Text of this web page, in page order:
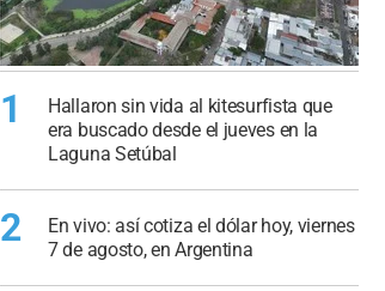
1
Hallaron sin vida al kitesurfista que
era buscado desde el jueves en la
Laguna Setúbal
2
En vivo: así cotiza el dólar hoy, viernes
7 de agosto, en Argentina